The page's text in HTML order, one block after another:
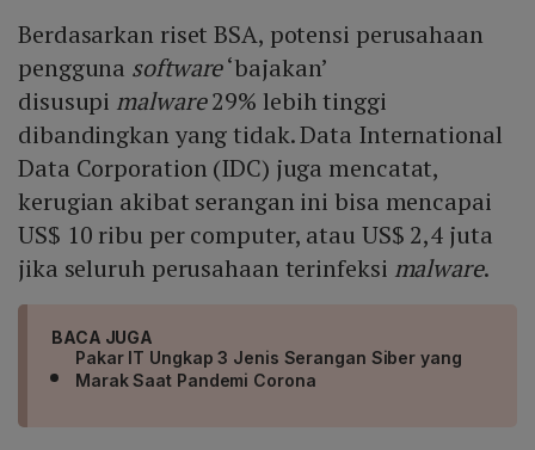
Berdasarkan riset BSA, potensi perusahaan
pengguna software‘bajakan’
disusupi malware29% lebih tinggi
dibandingkan yang tidak. Data International
Data Corporation (IDC) juga mencatat,
kerugian akibat serangan ini bisa mencapai
US$ 10 ribu per computer, atau US$ 2,4 juta
jika seluruh perusahaan terinfeksi malware.
BACA JUGA
Pakar IT Ungkap 3 Jenis Serangan Siber yang
Marak Saat Pandemi Corona